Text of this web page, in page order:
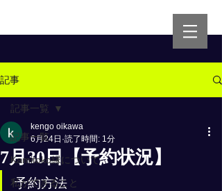
記事
記事一覧
Kamitoko縁について
私ができること
記事一覧
7月30日【予約状況】
kengo oikawa
6月24日 読了時間: 1分
予約方法